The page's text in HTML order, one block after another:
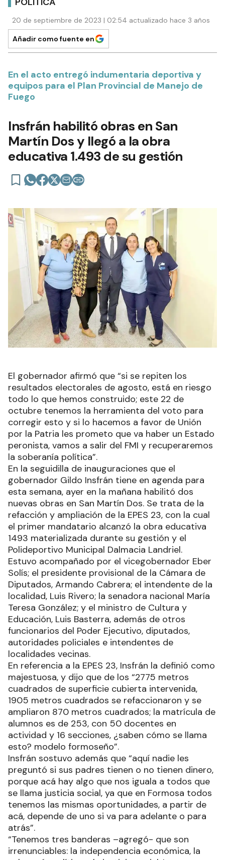
20 de septiembre de 2023 | 02:54 actualizado hace 3 años
Añadir como fuente en
En el acto entregó indumentaria deportiva y
equipos para el Plan Provincial de Manejo de
Fuego
Insfrán habilitó obras en San
Martín Dos y llegó a la obra
educativa 1.493 de su gestión
El gobernador afirmó que “si se repiten los
resultados electorales de agosto, está en riesgo
todo lo que hemos construido; este 22 de
octubre tenemos la herramienta del voto para
corregir esto y si lo hacemos a favor de Unión
por la Patria les prometo que va haber un Estado
peronista, vamos a salir del FMI y recuperaremos
la soberanía política”.
En la seguidilla de inauguraciones que el
gobernador Gildo Insfrán tiene en agenda para
esta semana, ayer en la mañana habilitó dos
nuevas obras en San Martín Dos. Se trata de la
refacción y ampliación de la EPES 23, con la cual
el primer mandatario alcanzó la obra educativa
1493 materializada durante su gestión y el
Polideportivo Municipal Dalmacia Landriel.
Estuvo acompañado por el vicegobernador Eber
Solís; el presidente provisional de la Cámara de
Diputados, Armando Cabrera; el intendente de la
localidad, Luis Rivero; la senadora nacional María
Teresa González; y el ministro de Cultura y
Educación, Luis Basterra, además de otros
funcionarios del Poder Ejecutivo, diputados,
autoridades policiales e intendentes de
localidades vecinas.
En referencia a la EPES 23, Insfrán la definió como
majestuosa, y dijo que de los “2775 metros
cuadrados de superficie cubierta intervenida,
1905 metros cuadrados se refaccionaron y se
ampliaron 870 metros cuadrados; la matrícula de
alumnos es de 253, con 50 docentes en
actividad y 16 secciones, ¿saben cómo se llama
esto? modelo formoseño”.
Insfrán sostuvo además que “aquí nadie les
preguntó si sus padres tienen o no tienen dinero,
porque acá hay algo que nos iguala a todos que
se llama justicia social, ya que en Formosa todos
tenemos las mismas oportunidades, a partir de
acá, depende de uno si va para adelante o para
atrás”.
“Tenemos tres banderas –agregó- que son
irrenunciables: la independencia económica, la